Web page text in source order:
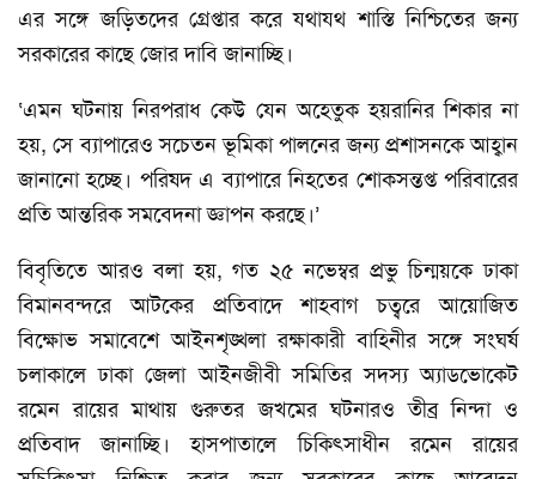
এর সঙ্গে জড়িতদের গ্রেপ্তার করে যথাযথ শাস্তি নিশ্চিতের জন্য
সরকারের কাছে জোর দাবি জানাচ্ছি।
‘এমন ঘটনায় নিরপরাধ কেউ যেন অহেতুক হয়রানির শিকার না
হয়, সে ব্যাপারেও সচেতন ভূমিকা পালনের জন্য প্রশাসনকে আহ্বান
জানানো হচ্ছে। পরিষদ এ ব্যাপারে নিহতের শোকসন্তপ্ত পরিবারের
প্রতি আন্তরিক সমবেদনা জ্ঞাপন করছে।’
বিবৃতিতে আরও বলা হয়, গত ২৫ নভেম্বর প্রভু চিন্ময়কে ঢাকা
বিমানবন্দরে আটকের প্রতিবাদে শাহবাগ চত্বরে আয়োজিত
বিক্ষোভ সমাবেশে আইনশৃঙ্খলা রক্ষাকারী বাহিনীর সঙ্গে সংঘর্ষ
চলাকালে ঢাকা জেলা আইনজীবী সমিতির সদস্য অ্যাডভোকেট
রমেন রায়ের মাথায় গুরুতর জখমের ঘটনারও তীব্র নিন্দা ও
প্রতিবাদ জানাচ্ছি। হাসপাতালে চিকিৎসাধীন রমেন রায়ের